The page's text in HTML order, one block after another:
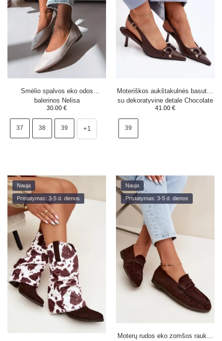
Smėlio spalvos eko odos
balerinos Nelisa
30.00 €
37 38 39 +1
Moteriškos aukštakulnės basutės
su dekoratyvine detale Chocolate
Brienne
41.00 €
39
Nauja
Pristatymas: 3-5 d. dienos
Nauja
Pristatymas: 3-5 d. dienos
Moterų rudos eko zomšos raukyti